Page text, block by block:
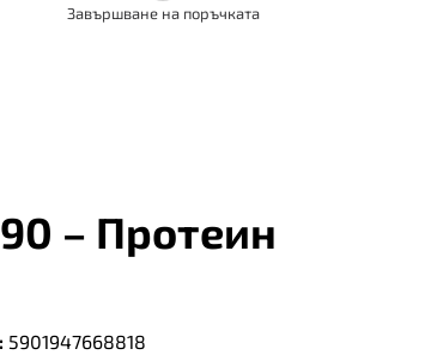
Завършване на поръчката
– Протеин
5901947668818